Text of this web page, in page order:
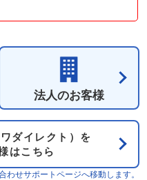
法人のお客様
ダイレクト）を
はこちら
せサポートページへ移動します。